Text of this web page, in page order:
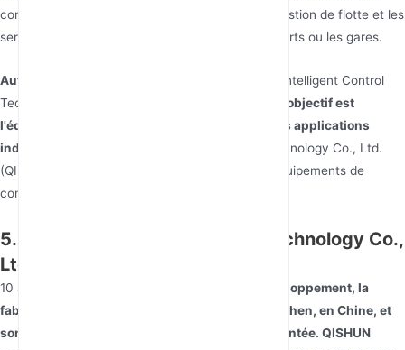
connectivité transparente pour la logistique, la gestion de flotte et les
services aux passagers dans les ports, les aéroports ou les gares.
Autres points :
n'indiquent pas que Beijing Borui Intelligent Control
Technology Co., Ltd. fabrique des routeurs
. Leur objectif est
l'équipement robotique et hydraulique pour des applications
industrielles spécifiques.
Shenzhen Qishun Technology Co., Ltd.
(QISHUN) est une entreprise professionnelle d'équipements de
communication réseau avec plus de
5. QISHUN (Shenzhen Qishun Technology Co.,
Ltd.)
10 ans d'expérience
dans la recherche et le développement, la
fabrication et les ventes. Ils sont situés à Shenzhen, en Chine, et
sont soutenus par une équipe de R&D expérimentée. QISHUN